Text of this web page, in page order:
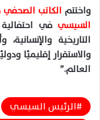
واختتم الكاتب الصحفي
السيسي في
التاريخية
والاستقرار إقليميًا
العالم.”
الرئيس السيسي